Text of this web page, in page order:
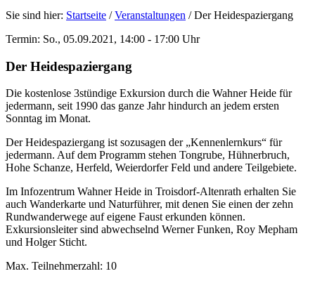
Sie sind hier: Startseite /Veranstaltungen /Der Heidespaziergang
Termin: So., 05.09.2021, 14:00 - 17:00 Uhr
Der Heidespaziergang
Die kostenlose 3stündige Exkursion durch die Wahner Heide für
jedermann, seit 1990 das ganze Jahr hindurch an jedem ersten
Sonntag im Monat.
Der Heidespaziergang ist sozusagen der „Kennenlernkurs“ für
jedermann. Auf dem Programm stehen Tongrube, Hühnerbruch,
Hohe Schanze, Herfeld, Weierdorfer Feld und andere Teilgebiete.
Im Infozentrum Wahner Heide in Troisdorf-Altenrath erhalten Sie
auch Wanderkarte und Naturführer, mit denen Sie einen der zehn
Rundwanderwege auf eigene Faust erkunden können.
Exkursionsleiter sind abwechselnd Werner Funken, Roy Mepham
und Holger Sticht.
Max. Teilnehmerzahl: 10